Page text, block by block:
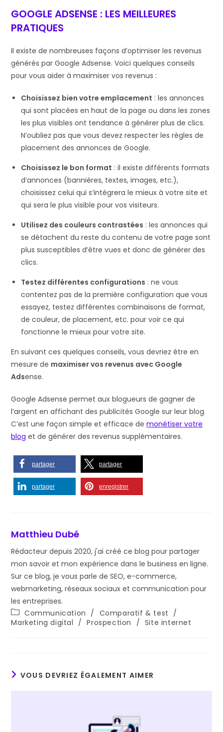
GOOGLE ADSENSE : LES MEILLEURES
PRATIQUES
Il existe de nombreuses façons d’optimiser les revenus
générés par Google Adsense. Voici quelques conseils
pour vous aider à maximiser vos revenus :
Choisissez bien votre emplacement : les annonces
qui sont placées en haut de la page ou dans les zones
les plus visibles ont tendance à générer plus de clics.
N’oubliez pas que vous devez respecter les règles de
placement des annonces de Google.
Choisissez le bon format : il existe différents formats
d’annonces (bannières, textes, images, etc.),
choisissez celui qui s’intégrera le mieux à votre site et
qui sera le plus visible pour vos visiteurs.
Utilisez des couleurs contrastées : les annonces qui
se détachent du reste du contenu de votre page sont
plus susceptibles d’être vues et donc de générer des
clics.
Testez différentes configurations : ne vous
contentez pas de la première configuration que vous
essayez, testez différentes combinaisons de format,
de couleur, de placement, etc. pour voir ce qui
fonctionne le mieux pour votre site.
En suivant ces quelques conseils, vous devriez être en
mesure de maximiser vos revenus avec Google
Adsense.
Google Adsense permet aux blogueurs de gagner de
l’argent en affichant des publicités Google sur leur blog.
C’est une façon simple et efficace demonétiser votre
blog et de générer des revenus supplémentaires.
partager partager
partager enregistrer
Matthieu Dubé
Rédacteur depuis 2020, j'ai créé ce blog pour partager
mon savoir et mon expérience dans le business en ligne.
Sur ce blog, je vous parle de SEO, e-commerce,
webmarketing, réseaux sociaux et communication pour
les entreprises.
Post
category:
Communication / Comparatif & test /
Marketing digital / Prospection / Site internet
VOUS DEVRIEZ ÉGALEMENT AIMER